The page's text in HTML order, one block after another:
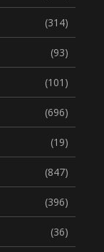
(314)
(93)
(101)
(696)
(19)
(847)
(396)
(36)